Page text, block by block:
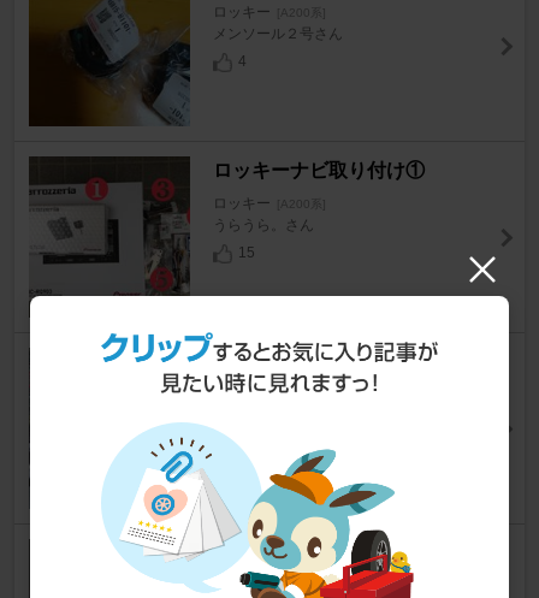
ロッキー [A200系]
メンソール２号さん
4
ロッキーナビ取り付け①
ロッキー [A200系]
うらうら。さん
15
ホーン交換
ロッキー [A200系]
6
スマートキー電池交換
ロッキー [A200系]